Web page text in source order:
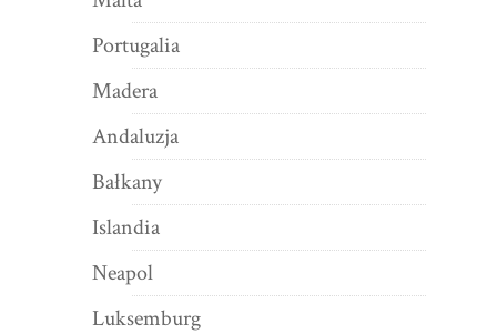
Portugalia
Madera
Andaluzja
Bałkany
Islandia
Neapol
Luksemburg